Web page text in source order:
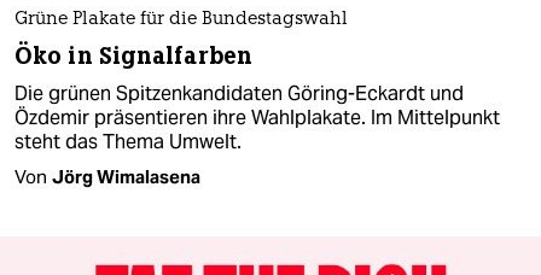
Grüne Plakate für die Bundestagswahl
Öko in Signalfarben
Die grünen Spitzenkandidaten Göring-Eckardt und
Özdemir präsentieren ihre Wahlplakate. Im Mittelpunkt
steht das Thema Umwelt.
Von Jörg Wimalasena